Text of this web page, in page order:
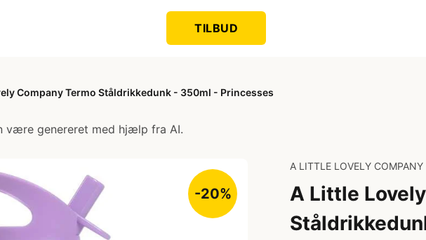
TILBUD
Company Termo Ståldrikkedunk - 350ml - Princesses
være genereret med hjælp fra AI.
-20%
A LITTLE LOVELY COMPANY
A Little